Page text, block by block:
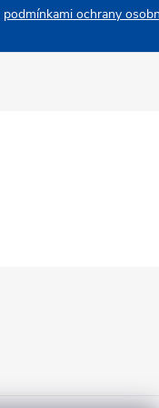
podmínkami ochrany